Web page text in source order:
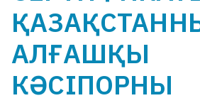
АЛҒАШҚЫ
КӘСІПОРНЫ